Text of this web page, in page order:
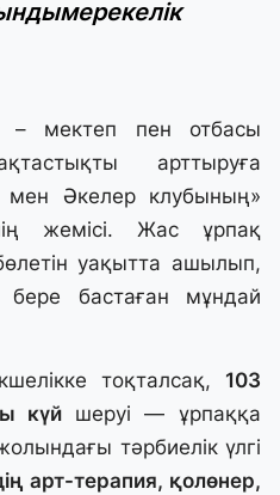
мектеп пен отбасы
арттыруға
мен Әкелер клубының»
жемісі. Жас ұрпақ
уақытта ашылып,
бере бастаған мұндай
тоқталсақ, 103
күй шеруі — ұрпаққа
тәрбиелік үлгі
арт-терапия, қолөнер,